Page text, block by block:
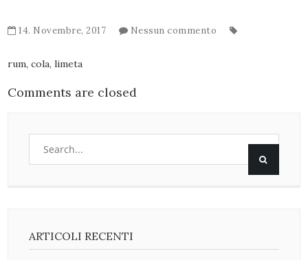
14. Novembre, 2017 Nessun commento
rum, cola, limeta
Comments are closed
ARTICOLI RECENTI